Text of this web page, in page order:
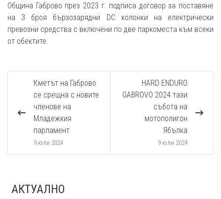
Община Габрово през 2023 г. подписа договор за поставяне
на 3 броя бързозарядни DC колонки на електрически
превозни средства с включени по две паркоместа към всеки
от обектите.
Кметът на Габрово
се срещна с новите
членове на
Младежкия
парламент
9 юли 2024
HARD ENDURO
GABROVO 2024 тази
събота на
мотополигон
Ябълка
9 юли 2024
АКТУАЛНО